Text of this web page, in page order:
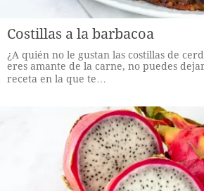
Costillas a la barbacoa
¿A quién no le gustan las costillas de
eres amante de la carne, no puedes
receta en la que te…